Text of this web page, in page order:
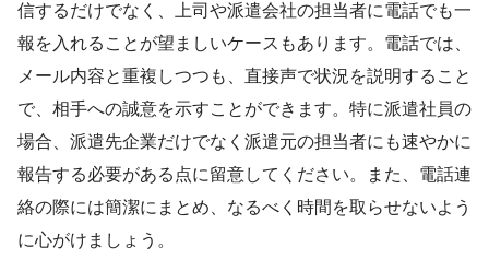
信するだけでなく、上司や派遣会社の担当者に電話でも一
報を入れることが望ましいケースもあります。電話では、
メール内容と重複しつつも、直接声で状況を説明すること
で、相手への誠意を示すことができます。特に派遣社員の
場合、派遣先企業だけでなく派遣元の担当者にも速やかに
報告する必要がある点に留意してください。また、電話連
絡の際には簡潔にまとめ、なるべく時間を取らせないよう
に心がけましょう。